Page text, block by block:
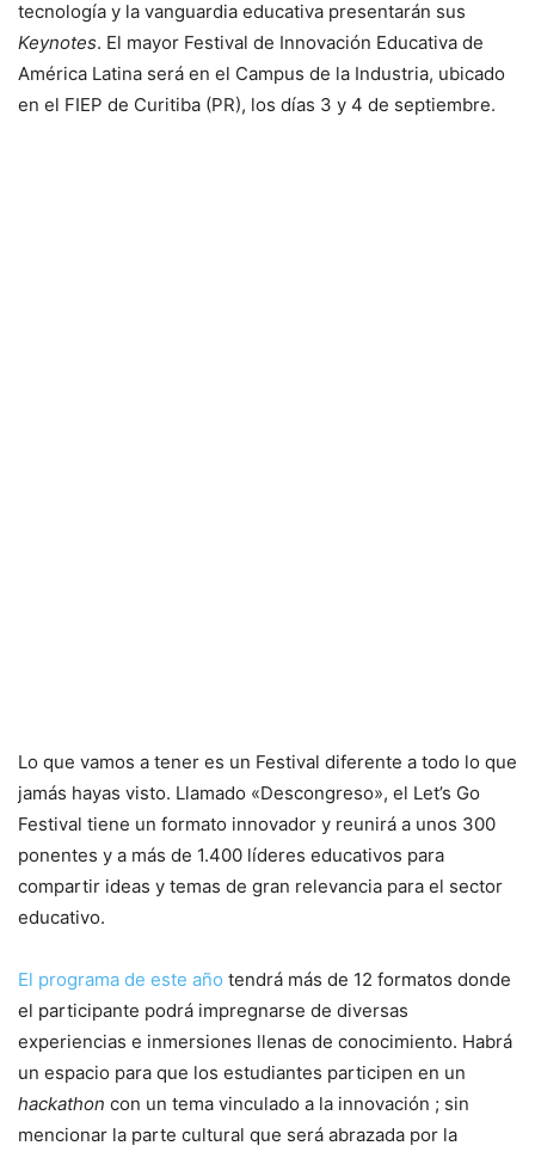
tecnología y la vanguardia educativa presentarán sus
Keynotes. El mayor Festival de Innovación Educativa de
América Latina será en el Campus de la Industria, ubicado
en el FIEP de Curitiba (PR), los días 3 y 4 de septiembre.
Lo que vamos a tener es un Festival diferente a todo lo que
jamás hayas visto. Llamado «Descongreso», el Let’s Go
Festival tiene un formato innovador y reunirá a unos 300
ponentes y a más de 1.400 líderes educativos para
compartir ideas y temas de gran relevancia para el sector
educativo.
El programa de este año tendrá más de 12 formatos donde
el participante podrá impregnarse de diversas
experiencias e inmersiones llenas de conocimiento. Habrá
un espacio para que los estudiantes participen en un
hackathon con un tema vinculado a la innovación ; sin
mencionar la parte cultural que será abrazada por la